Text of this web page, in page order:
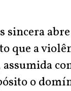
sincera
que a
o